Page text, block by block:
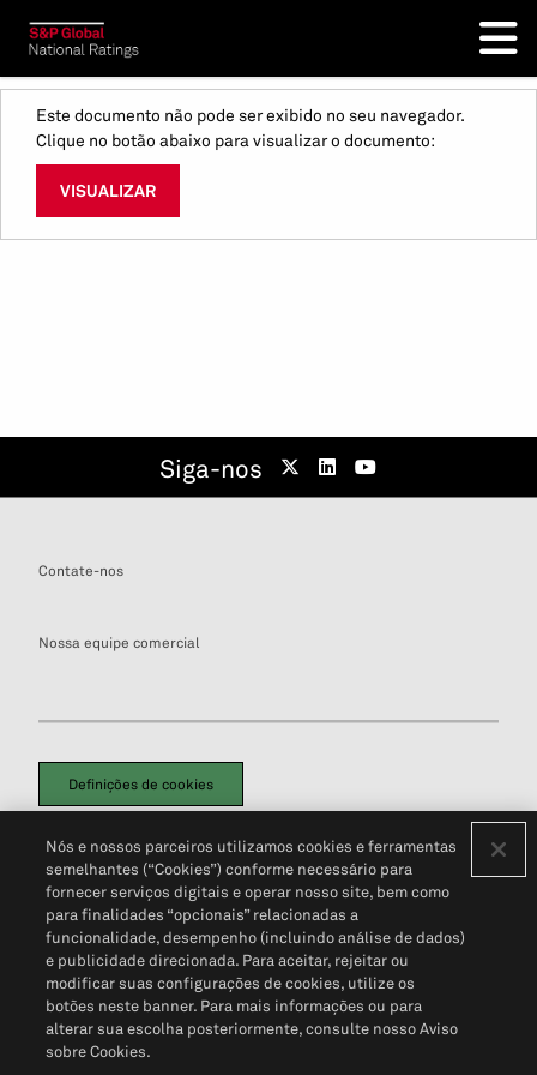
Este documento não pode ser exibido no seu navegador.
Clique no botão abaixo para visualizar o documento:
VISUALIZAR
Siga-nos
Contate-nos
Nossa equipe comercial
Definições de cookies
Política de PrivacidadePortal de privacidade do cliente (em inglês)
Não Venda Minhas Informações Pessoais© 2026 S&P Global
Nós e nossos parceiros utilizamos cookies e ferramentas
semelhantes (“Cookies”) conforme necessário para
fornecer serviços digitais e operar nosso site, bem como
para finalidades “opcionais” relacionadas a
funcionalidade, desempenho (incluindo análise de dados)
e publicidade direcionada. Para aceitar, rejeitar ou
modificar suas configurações de cookies, utilize os
botões neste banner. Para mais informações ou para
alterar sua escolha posteriormente, consulte nosso Aviso
sobre Cookies.